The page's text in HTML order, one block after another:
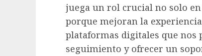
juega un rol crucial no solo
porque mejoran la
plataformas digitales que
seguimiento y ofrecer un